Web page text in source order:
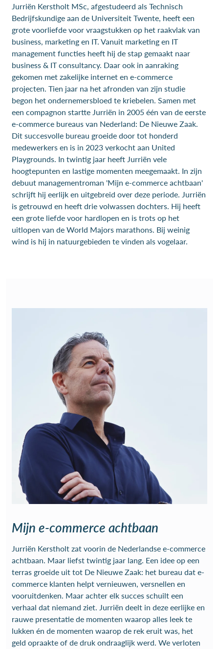
Jurriën Kerstholt MSc, afgestudeerd als Technisch
Bedrijfskundige aan de Universiteit Twente, heeft een
grote voorliefde voor vraagstukken op het raakvlak van
business, marketing en IT. Vanuit marketing en IT
management functies heeft hij de stap gemaakt naar
business & IT consultancy. Daar ook in aanraking
gekomen met zakelijke internet en e-commerce
projecten. Tien jaar na het afronden van zijn studie
begon het ondernemersbloed te kriebelen. Samen met
een compagnon startte Jurriën in 2005 één van de eerste
e-commerce bureaus van Nederland: De Nieuwe Zaak.
Dit succesvolle bureau groeide door tot honderd
medewerkers en is in 2023 verkocht aan United
Playgrounds. In twintig jaar heeft Jurriën vele
hoogtepunten en lastige momenten meegemaakt. In zijn
debuut managementroman 'Mijn e-commerce achtbaan'
schrijft hij eerlijk en uitgebreid over deze periode. Jurriën
is getrouwd en heeft drie volwassen dochters. Hij heeft
een grote liefde voor hardlopen en is trots op het
uitlopen van de World Majors marathons. Bij weinig
wind is hij in natuurgebieden te vinden als vogelaar.
Mijn e-commerce achtbaan
Jurriën Kerstholt zat voorin de Nederlandse e-commerce
achtbaan. Maar liefst twintig jaar lang. Een idee op een
terras groeide uit tot De Nieuwe Zaak: het bureau dat e-
commerce klanten helpt vernieuwen, versnellen en
vooruitdenken. Maar achter elk succes schuilt een
verhaal dat niemand ziet. Jurriën deelt in deze eerlijke en
rauwe presentatie de momenten waarop alles leek te
lukken én de momenten waarop de rek eruit was, het
geld opraakte of de druk ondraaglijk werd. We verloten